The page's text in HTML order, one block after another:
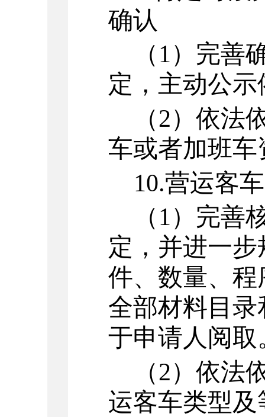
确认
（1） 完善
定，主动公
（2） 依法
车或者加班
10.营运客
（1） 完善
定，并进一
件、数量、
全部材料目
于申请人阅取
（2） 依法
运客车类型